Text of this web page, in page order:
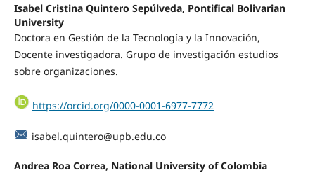
Isabel Cristina Quintero Sepúlveda, Pontifical Bolivarian
University
Doctora en Gestión de la Tecnología y la Innovación,
Docente investigadora. Grupo de investigación estudios
sobre organizaciones.
https://orcid.org/0000-0001-6977-7772
isabel.quintero@upb.edu.co
Andrea Roa Correa, National University of Colombia